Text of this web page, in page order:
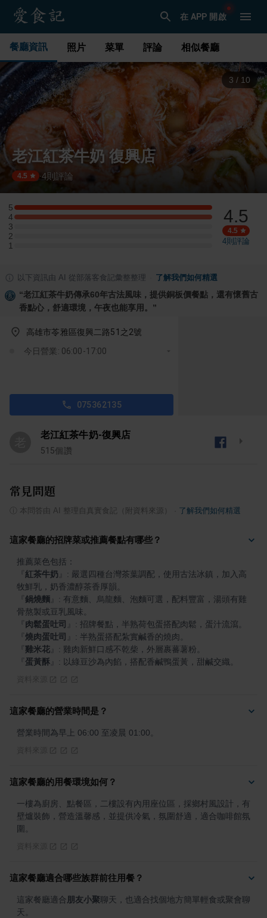
在 APP 開啟
餐廳資訊 照片 菜單 評論 相似餐廳
3 / 10
老江紅茶牛奶 復興店
4.5 ·4則評論
5
5 星：1 則評論
4
4 星：1 則評論
3
3 星：0 則評論
2
2 星：0 則評論
1
1 星：0 則評論
4.5
4.5
4則評論
以下資訊由 AI 從部落客食記彙整整理 了解我們如何精選
“老江紅茶牛奶傳承60年古法風味，提供銅板價餐點，還有懷舊古
香點心，舒適環境，午夜也能享用。 ”
高雄市苓雅區復興二路51之2號
今日營業: 06:00-17:00
075362135
老江紅茶牛奶-復興店
515個讚
常見問題
本問答由 AI 整理自真實食記（附資料來源） 了解我們如何精選
這家餐廳的招牌菜或推薦餐點有哪些？
紅茶牛奶
: 嚴選四種台灣茶葉調配，使用古法冰鎮，加入高
鍋燒麵
: 有意麵、烏龍麵、泡麵可選，配料豐富，湯頭有雞
肉鬆蛋吐司
燒肉蛋吐司
雞米花
蛋黃酥 : 以綠豆沙為內餡，搭配香鹹鴨蛋黃，甜鹹交織。
這家餐廳的營業時間是？
營業時間為早上 06:00 至凌晨 01:00。
這家餐廳的用餐環境如何？
一樓為廚房、點餐區，二樓設有內用座位區，採鄉村風設計，有
壁爐裝飾，營造溫馨感，並提供冷氣，氛圍舒適，適合咖啡館氛
圍。
這家餐廳適合哪些族群前往用餐？
這家餐廳適合 朋友小聚聊天，也適合找個地方簡單輕食或聚會聊
天。